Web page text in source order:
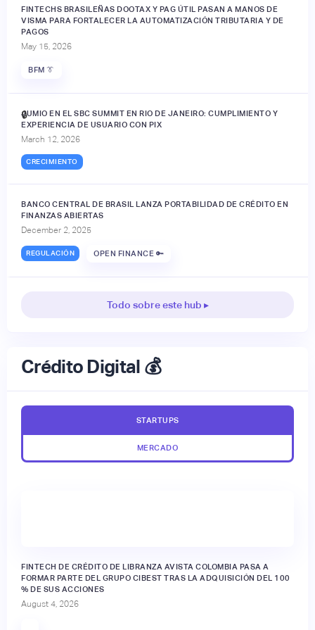
FINTECHS BRASILEÑAS DOOTAX Y PAG ÚTIL PASAN A MANOS DE
VISMA PARA FORTALECER LA AUTOMATIZACIÓN TRIBUTARIA Y DE
PAGOS
May 15, 2026
BFM 👔
JUMIO EN EL SBC SUMMIT EN RIO DE JANEIRO: CUMPLIMIENTO Y
EXPERIENCIA DE USUARIO CON PIX
March 12, 2026
CRECIMIENTO
🔒
BANCO CENTRAL DE BRASIL LANZA PORTABILIDAD DE CRÉDITO EN
FINANZAS ABIERTAS
December 2, 2025
REGULACIÓN OPEN FINANCE 🔑
Todo sobre este hub ▸
Crédito Digital 💰
STARTUPS
MERCADO
FINTECH DE CRÉDITO DE LIBRANZA AVISTA COLOMBIA PASA A
FORMAR PARTE DEL GRUPO CIBEST TRAS LA ADQUISICIÓN DEL 100
% DE SUS ACCIONES
August 4, 2026